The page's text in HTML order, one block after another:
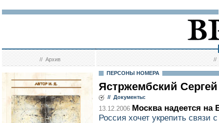
//Архив //
ПЕРСОНЫ НОМЕРА
Ястржембский Сергей
// Документы:
13.12.2006 Москва надеется на
Россия хочет укрепить